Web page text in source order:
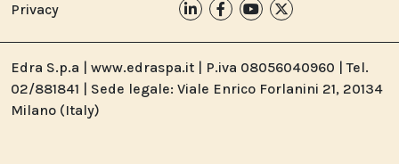
Privacy
Edra S.p.a | www.edraspa.it | P.iva 08056040960 | Tel.
02/881841 | Sede legale: Viale Enrico Forlanini 21, 20134
Milano (Italy)